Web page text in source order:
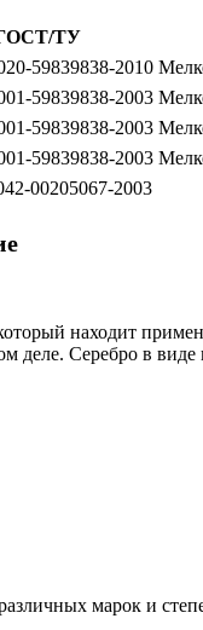
ТУ
59839838-2010
59839838-2003
59839838-2003
59839838-2003
00205067-2003
находит
Серебро в виде
марок и